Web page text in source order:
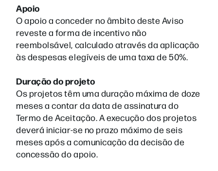
Apoio
O apoio a conceder no âmbito deste Aviso
reveste a forma de incentivo não
reembolsável, calculado através da aplicação
às despesas elegíveis de uma taxa de 50%.
Duração do projeto
Os projetos têm uma duração máxima de doze
meses a contar da data de assinatura do
Termo de Aceitação. A execução dos projetos
deverá iniciar-se no prazo máximo de seis
meses após a comunicação da decisão de
concessão do apoio.